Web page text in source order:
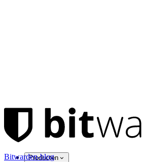
Producten
Bitwarden-blog